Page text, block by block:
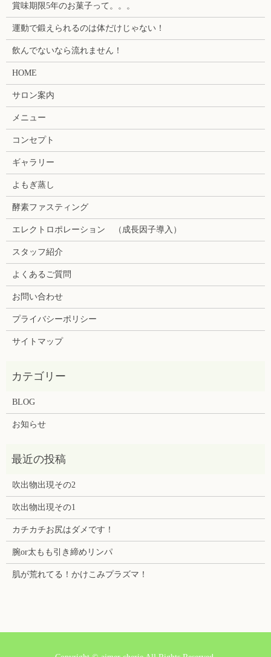
賞味期限5年のお菓子って。。。
運動で鍛えられるのは体だけじゃない！
飲んでないなら流れません！
HOME
サロン案内
メニュー
コンセプト
ギャラリー
よもぎ蒸し
酵素ファスティング
エレクトロポレーション （成長因子導入）
スタッフ紹介
よくあるご質問
お問い合わせ
プライバシーポリシー
サイトマップ
BLOG
お知らせ
吹出物出現その2
吹出物出現その1
カチカチお尻はダメです！
腕or太もも引き締めリンパ
肌が荒れてる！かけこみプラズマ！